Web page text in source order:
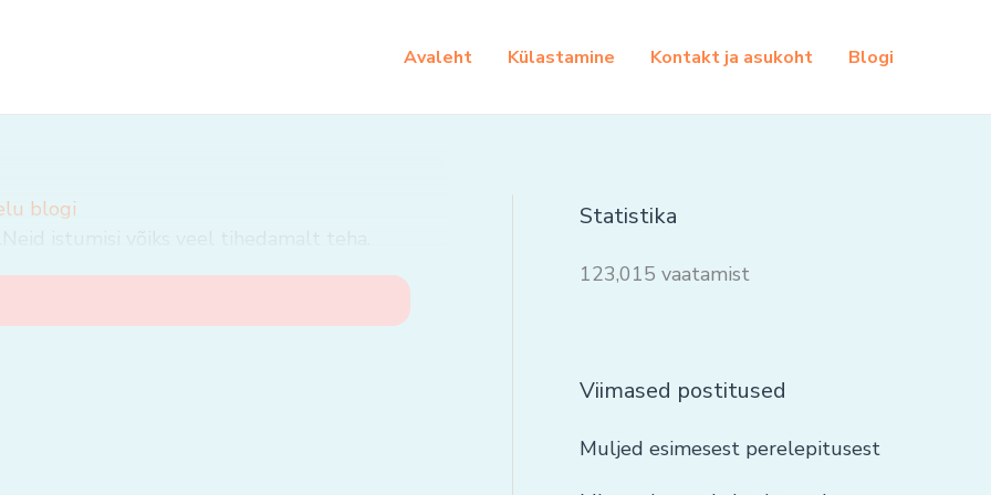
Avaleht Külastamine Kontakt ja asukoht Blogi
blogi
Statistika
123,015 vaatamist
Viimased postitused
Muljed esimesest perelepitusest